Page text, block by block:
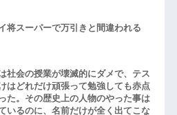
将スーパーで万引きと間違われる
社会の授業が壊滅的にダメで、テス
はどれだけ頑張って勉強しても赤点
た。その歴史上の人物のやった事は
いるのに、名前だけが全く出てこな